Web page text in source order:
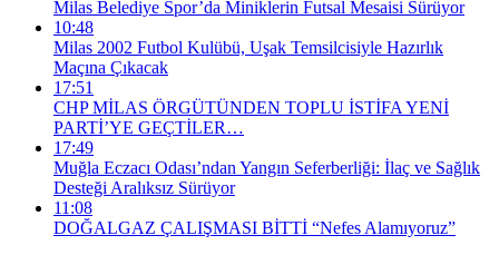
Milas Belediye Spor’da Miniklerin Futsal Mesaisi Sürüyor
10:48
Milas 2002 Futbol Kulübü, Uşak Temsilcisiyle Hazırlık
Maçına Çıkacak
17:51
CHP MİLAS ÖRGÜTÜNDEN TOPLU İSTİFA YENİ
PARTİ’YE GEÇTİLER…
17:49
Muğla Eczacı Odası’ndan Yangın Seferberliği: İlaç ve Sağlık
Desteği Aralıksız Sürüyor
11:08
DOĞALGAZ ÇALIŞMASI BİTTİ “Nefes Alamıyoruz”